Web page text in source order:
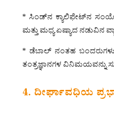
* ಸಿಂಡ್‌ನ ಕ್ಯಾಲಿಫೇಟ್‌ನ
ಮತ್ತು ಮಧ್ಯ ಏಷ್ಯಾದ ನಡುವಿನ
* ಡೆಬಾಲ್ ನಂತಹ ಬಂದರುಗಳು
ತಂತ್ರಜ್ಞಾನಗಳ ವಿನಿಮಯವನ್ನು
4. ದೀರ್ಘಾವಧಿಯ